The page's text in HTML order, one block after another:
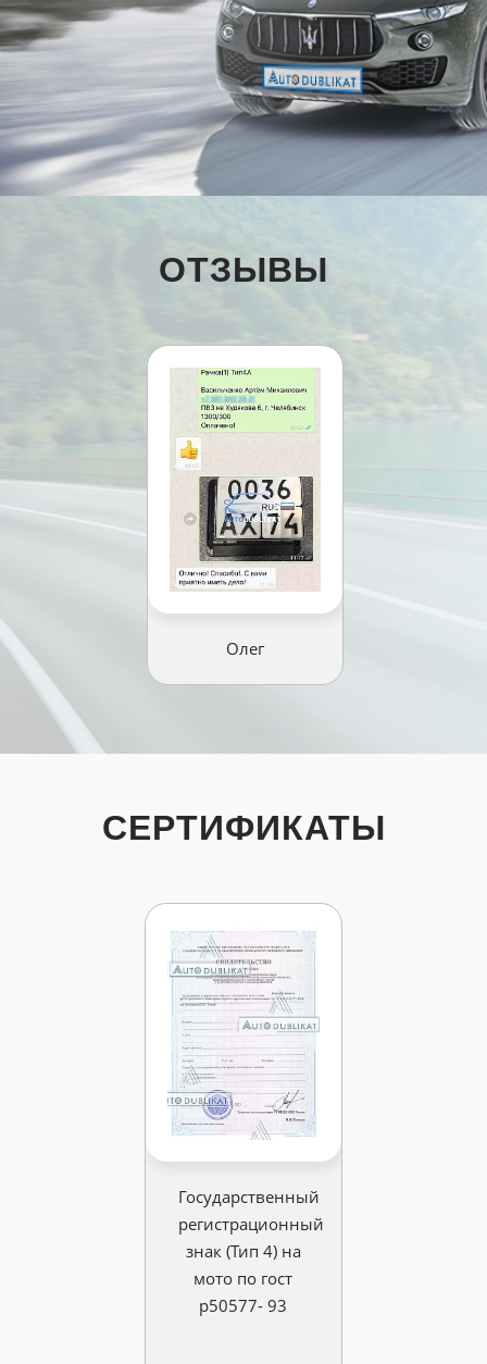
ОТЗЫВЫ
Олег
СЕРТИФИКАТЫ
Государственный
регистрационный
знак (Тип 4) на
мото по гост
р50577- 93